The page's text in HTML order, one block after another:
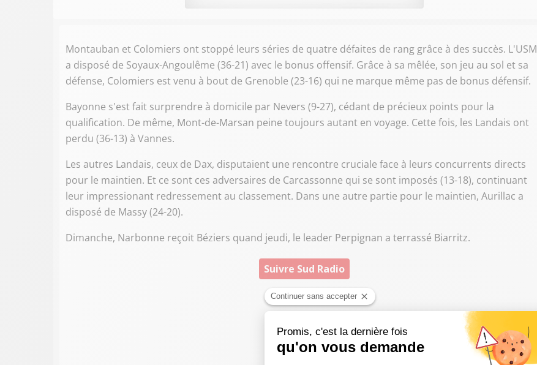
Montauban et Colomiers ont stoppé leurs séries de quatre défaites de rang grâce à des succès. L'USM
a disposé de Soyaux-Angoulême (36-21) avec le bonus offensif. Grâce à sa mêlée, son jeu au sol et sa
défense, Colomiers est venu à bout de Grenoble (23-16) qui ne marque même pas de bonus défensif.
Bayonne s'est fait surprendre à domicile par Nevers (9-27), cédant de précieux points pour la
qualification. De même, Mont-de-Marsan peine toujours autant en voyage. Cette fois, les Landais ont
perdu (36-13) à Vannes.
Les autres Landais, ceux de Dax, disputaient une rencontre cruciale face à leurs concurrents directs
pour le maintien. Et ce sont ces adversaires de Carcassonne qui se sont imposés (13-18), continuant
leur impressionant redressement au classement. Dans une autre partie pour le maintien, Aurillac a
disposé de Massy (24-20).
Dimanche, Narbonne reçoit Béziers quand jeudi, le leader Perpignan a terrassé Biarritz.
Suivre Sud Radio